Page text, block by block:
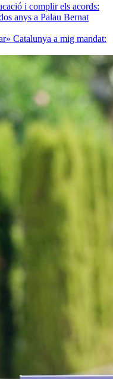
i complir els acords:
anys a Palau Bernat
Catalunya a mig mandat: